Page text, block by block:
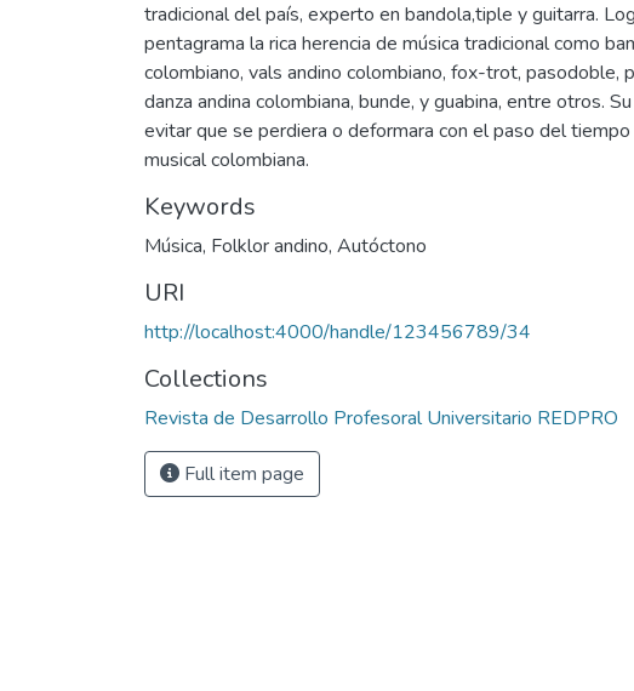
tradicional del país, experto en bandola,tiple y guitarra.
pentagrama la rica herencia de música tradicional como
colombiano, vals andino colombiano, fox-trot, pasodoble,
danza andina colombiana, bunde, y guabina, entre otros.
evitar que se perdiera o deformara con el paso del
musical colombiana.
Keywords
Música, Folklor andino, Autóctono
URI
http://localhost:4000/handle/123456789/34
Collections
Revista de Desarrollo Profesoral Universitario REDPRO
Full item page